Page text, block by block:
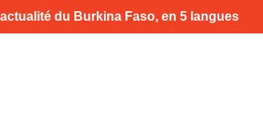
du Burkina Faso, en 5 langues